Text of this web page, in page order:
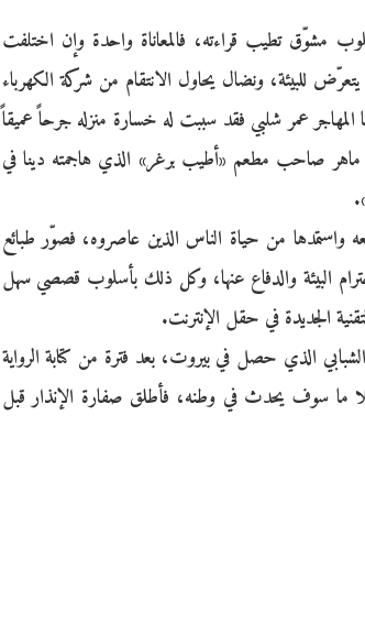
مشوّق تطيب قراءته، فالمعاناة واحدة وإن اختلفت
للبيئة، ونضال يحاول الانتقام من شركة الكهرباء
المهاجر عمر شلبي فقد سببت له خسارة منزله جرحاً عميقاً
صاحب مطعم «أطيب برغر» الذي هاجمته دينا في
واستمدها من حياة الناس الذين عاصروه، فصوّر طبائع
البيئة والدفاع عنها، وكل ذلك بأسلوب قصصي سهل
الجديدة في حقل الإنترنت.
الذي حصل في بيروت، بعد فترة من كتابة الرواية
ما سوف يحدث في وطنه، فأطلق صفارة الإنذار قبل